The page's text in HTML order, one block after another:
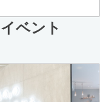
ベント